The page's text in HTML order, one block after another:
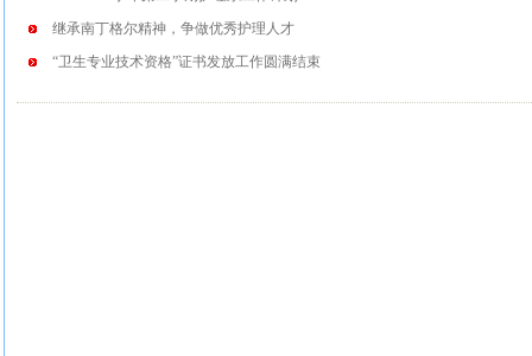
继承南丁格尔精神，争做优秀护理人才
“卫生专业技术资格”证书发放工作圆满结束